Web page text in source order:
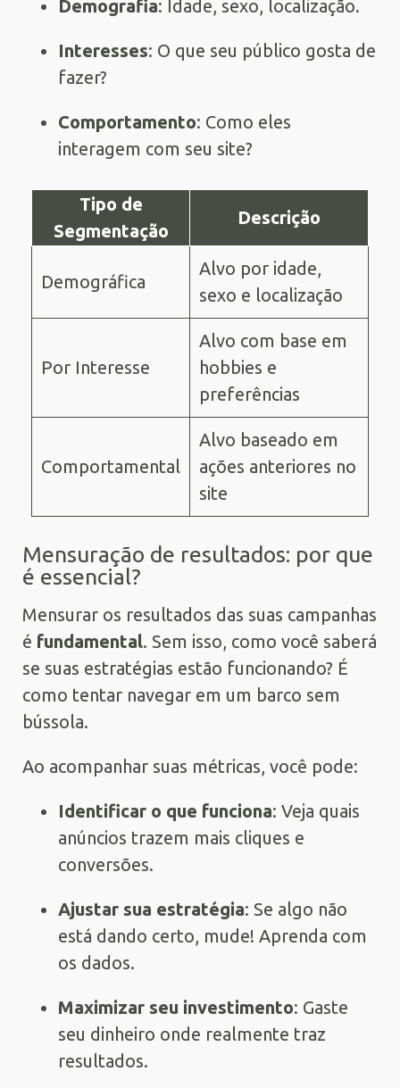
Demografia: Idade, sexo, localização.
Interesses: O que seu público gosta de
fazer?
Comportamento: Como eles
interagem com seu site?
Tipo de
Segmentação
Descrição
Demográfica
Alvo por idade,
sexo e localização
Por Interesse
Alvo com base em
hobbies e
preferências
Comportamental
Alvo baseado em
ações anteriores no
site
Mensuração de resultados: por que
é essencial?
Mensurar os resultados das suas campanhas
é fundamental. Sem isso, como você saberá
se suas estratégias estão funcionando? É
como tentar navegar em um barco sem
bússola.
Ao acompanhar suas métricas, você pode:
Identificar o que funciona: Veja quais
anúncios trazem mais cliques e
conversões.
Ajustar sua estratégia: Se algo não
está dando certo, mude! Aprenda com
os dados.
Maximizar seu investimento: Gaste
seu dinheiro onde realmente traz
resultados.